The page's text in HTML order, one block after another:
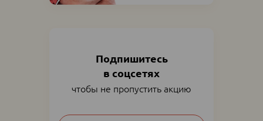
Подпишитесь
в соцсетях
чтобы не пропустить акцию